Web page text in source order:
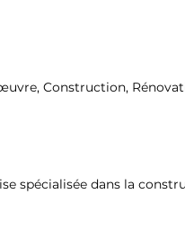
Construction,
spécialisée dans la